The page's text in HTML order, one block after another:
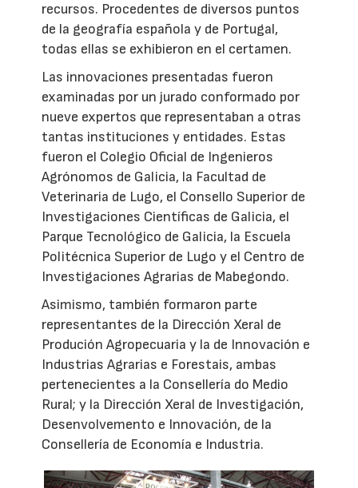
recursos. Procedentes de diversos puntos
de la geografía española y de Portugal,
todas ellas se exhibieron en el certamen.
Las innovaciones presentadas fueron
examinadas por un jurado conformado por
nueve expertos que representaban a otras
tantas instituciones y entidades. Estas
fueron el Colegio Oficial de Ingenieros
Agrónomos de Galicia, la Facultad de
Veterinaria de Lugo, el Consello Superior de
Investigaciones Científicas de Galicia, el
Parque Tecnológico de Galicia, la Escuela
Politécnica Superior de Lugo y el Centro de
Investigaciones Agrarias de Mabegondo.
Asimismo, también formaron parte
representantes de la Dirección Xeral de
Produción Agropecuaria y la de Innovación e
Industrias Agrarias e Forestais, ambas
pertenecientes a la Consellería do Medio
Rural; y la Dirección Xeral de Investigación,
Desenvolvemento e Innovación, de la
Consellería de Economía e Industria.